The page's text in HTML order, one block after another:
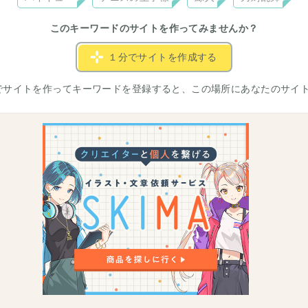
このキーワードのサイトを作ってみませんか？
１分でサイトを作成する
イトを作ってキーワードを登録すると、この場所にあなたのサイ